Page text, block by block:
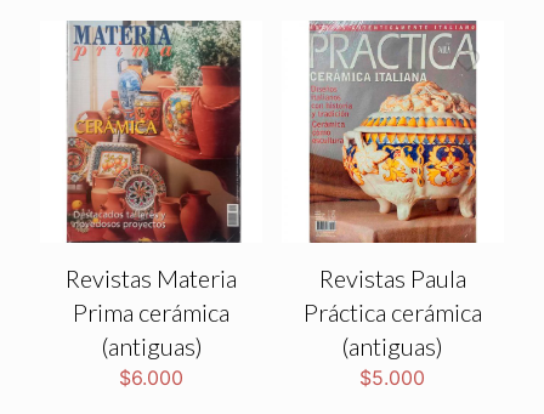
Revistas Materia
Prima cerámica
(antiguas)
$6.000
Revistas Paula
Práctica cerámica
(antiguas)
$5.000